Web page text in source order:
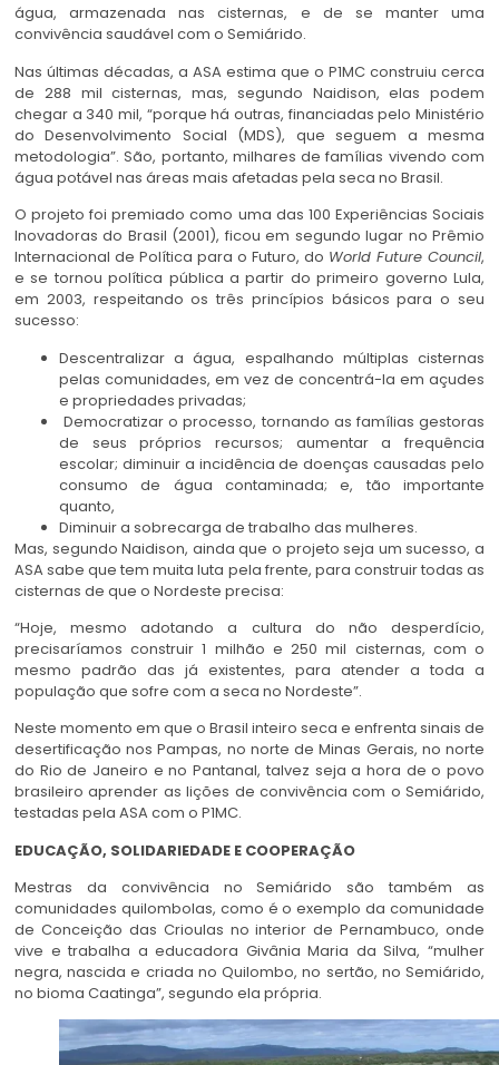
água, armazenada nas cisternas, e de se manter uma
convivência saudável com o Semiárido.
Nas últimas décadas, a ASA estima que o P1MC construiu cerca
de 288 mil cisternas, mas, segundo Naidison, elas podem
chegar a 340 mil, “porque há outras, financiadas pelo Ministério
do Desenvolvimento Social (MDS), que seguem a mesma
metodologia”. São, portanto, milhares de famílias vivendo com
água potável nas áreas mais afetadas pela seca no Brasil.
O projeto foi premiado como uma das 100 Experiências Sociais
Inovadoras do Brasil (2001), ficou em segundo lugar no Prêmio
Internacional de Política para o Futuro, do World Future Council,
e se tornou política pública a partir do primeiro governo Lula,
em 2003, respeitando os três princípios básicos para o seu
sucesso:
Descentralizar a água, espalhando múltiplas cisternas
pelas comunidades, em vez de concentrá-la em açudes
e propriedades privadas;
Democratizar o processo, tornando as famílias gestoras
de seus próprios recursos; aumentar a frequência
escolar; diminuir a incidência de doenças causadas pelo
consumo de água contaminada; e, tão importante
quanto,
Diminuir a sobrecarga de trabalho das mulheres.
Mas, segundo Naidison, ainda que o projeto seja um sucesso, a
ASA sabe que tem muita luta pela frente, para construir todas as
cisternas de que o Nordeste precisa:
“Hoje, mesmo adotando a cultura do não desperdício,
precisaríamos construir 1 milhão e 250 mil cisternas, com o
mesmo padrão das já existentes, para atender a toda a
população que sofre com a seca no Nordeste”.
Neste momento em que o Brasil inteiro seca e enfrenta sinais de
desertificação nos Pampas, no norte de Minas Gerais, no norte
do Rio de Janeiro e no Pantanal, talvez seja a hora de o povo
brasileiro aprender as lições de convivência com o Semiárido,
testadas pela ASA com o P1MC.
EDUCAÇÃO, SOLIDARIEDADE E COOPERAÇÃO
Mestras da convivência no Semiárido são também as
comunidades quilombolas, como é o exemplo da comunidade
de Conceição das Crioulas no interior de Pernambuco, onde
vive e trabalha a educadora Givânia Maria da Silva, “mulher
negra, nascida e criada no Quilombo, no sertão, no Semiárido,
no bioma Caatinga”, segundo ela própria.